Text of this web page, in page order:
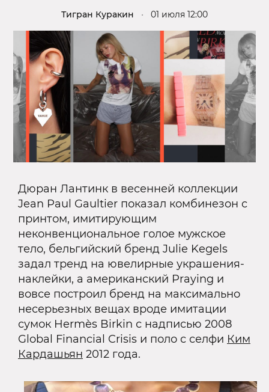
Тигран Куракин • 01 июля 12:00
Дюран Лантинк в весенней коллекции
Jean Paul Gaultier показал комбинезон с
принтом, имитирующим
неконвенциональное голое мужское
тело, бельгийский бренд Julie Kegels
задал тренд на ювелирные украшения-
наклейки, а американский Praying и
вовсе построил бренд на максимально
несерьезных вещах вроде имитации
сумок Hermès Birkin с надписью 2008
Global Financial Crisis и поло с селфи Ким
Кардашьян 2012 года.